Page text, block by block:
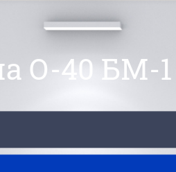
О-40 БМ-1